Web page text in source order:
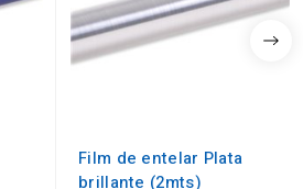
Film de entelar Plata
brillante (2mts)